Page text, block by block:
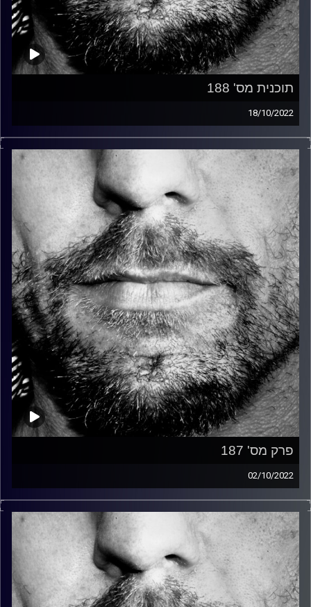
תוכנית מס' 188
18/10/2022
זיפים, מוזיקה מחוספסת של הופעות חיות. הרבה ג'אם, רוק,
בלוז, bluegrass, ג'אז, Fאנק, פרוגרסיב ואפילו אלקטרוניקה.
כל מה שחי, אמיתי ונושם.
עם שמוליק רגב.
קרדיט תמונות: David Goehring
פרק מס' 187
02/10/2022
זיפים, מוזיקה מחוספסת של הופעות חיות. הרבה ג'אם, רוק,
בלוז, bluegrass, ג'אז, Fאנק, פרוגרסיב ואפילו אלקטרוניקה.
כל מה שחי, אמיתי ונושם.
עם שמוליק רגב.
קרדיט תמונות: David Goehring